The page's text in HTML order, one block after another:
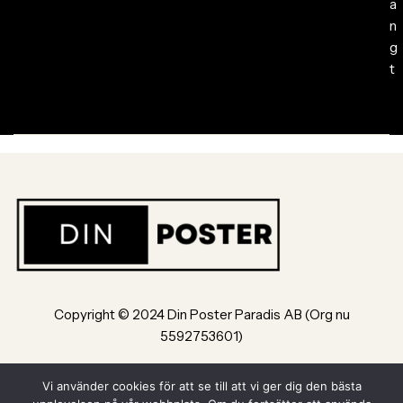
ä
n
g
t
Copyright © 2024 Din Poster Paradis AB (Org nu
5592753601)
Vi använder cookies för att se till att vi ger dig den bästa